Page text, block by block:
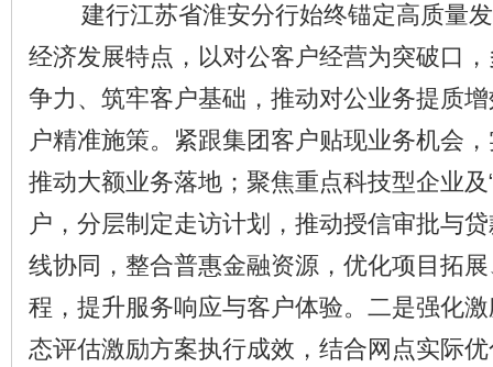
建行江苏省淮安分行始终锚定高质量发
经济发展特点，以对公客户经营为突破口
争力、筑牢客户基础，推动对公业务提质
户精准施策。紧跟集团客户贴现业务机会
推动大额业务落地；聚焦重点科技型企业及
户，分层制定走访计划，推动授信审批与
线协同，整合普惠金融资源，优化项目拓
程，提升服务响应与客户体验。二是强化
态评估激励方案执行成效，结合网点实际